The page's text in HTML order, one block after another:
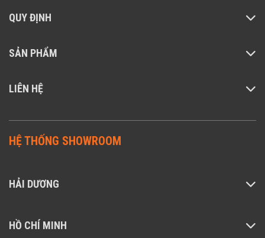
QUY ĐỊNH
SẢN PHẨM
LIÊN HỆ
HỆ THỐNG SHOWROOM
HẢI DƯƠNG
HỒ CHÍ MINH